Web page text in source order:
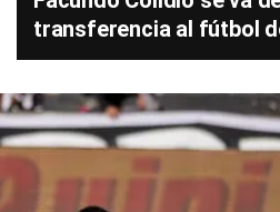
transferencia al fútbol